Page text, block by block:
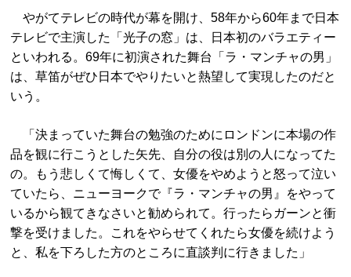
やがてテレビの時代が幕を開け、58年から60年まで日本
テレビで主演した「光子の窓」は、日本初のバラエティー
といわれる。69年に初演された舞台「ラ・マンチャの男」
は、草笛がぜひ日本でやりたいと熱望して実現したのだと
いう。
「決まっていた舞台の勉強のためにロンドンに本場の作
品を観に行こうとした矢先、自分の役は別の人になってた
の。もう悲しくて悔しくて、女優をやめようと怒って泣い
ていたら、ニューヨークで『ラ・マンチャの男』をやって
いるから観てきなさいと勧められて。行ったらガーンと衝
撃を受けました。これをやらせてくれたら女優を続けよう
と、私を下ろした方のところに直談判に行きました」